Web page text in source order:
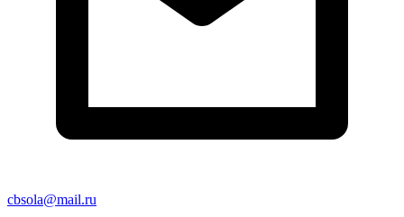
cbsola@mail.ru